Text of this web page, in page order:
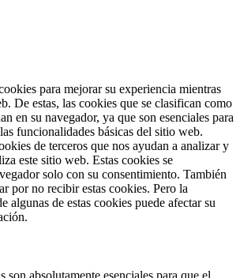
para mejorar su experiencia mientras
De estas, las cookies que se clasifican como
en su navegador, ya que son esenciales para
funcionalidades básicas del sitio web.
de terceros que nos ayudan a analizar y
este sitio web. Estas cookies se
solo con su consentimiento. También
por no recibir estas cookies. Pero la
algunas de estas cookies puede afectar su
son absolutamente esenciales para que el